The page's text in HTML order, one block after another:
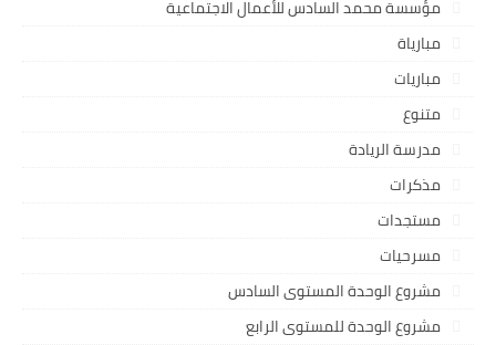
مؤسسة محمد السادس للأعمال الاجتماعية
مبارياة
مباريات
متنوع
مدرسة الريادة
مذكرات
مستجدات
مسرحيات
مشروع الوحدة المستوى السادس
مشروع الوحدة للمستوى الرابع